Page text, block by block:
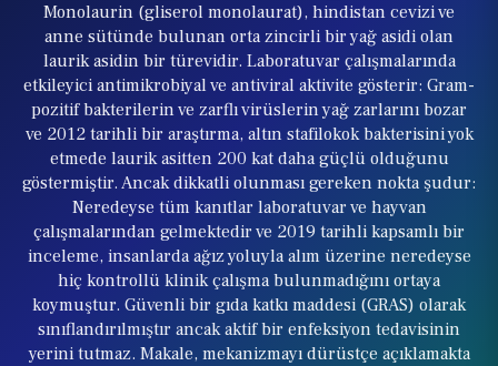
Monolaurin (gliserol monolaurat), hindistan cevizi ve
anne sütünde bulunan orta zincirli bir yağ asidi olan
laurik asidin bir türevidir. Laboratuvar çalışmalarında
etkileyici antimikrobiyal ve antiviral aktivite gösterir: Gram-
pozitif bakterilerin ve zarflı virüslerin yağ zarlarını bozar
ve 2012 tarihli bir araştırma, altın stafilokok bakterisini yok
etmede laurik asitten 200 kat daha güçlü olduğunu
göstermiştir. Ancak dikkatli olunması gereken nokta şudur:
Neredeyse tüm kanıtlar laboratuvar ve hayvan
çalışmalarından gelmektedir ve 2019 tarihli kapsamlı bir
inceleme, insanlarda ağız yoluyla alım üzerine neredeyse
hiç kontrollü klinik çalışma bulunmadığını ortaya
koymuştur. Güvenli bir gıda katkı maddesi (GRAS) olarak
sınıflandırılmıştır ancak aktif bir enfeksiyon tedavisinin
yerini tutmaz. Makale, mekanizmayı dürüstçe açıklamakta